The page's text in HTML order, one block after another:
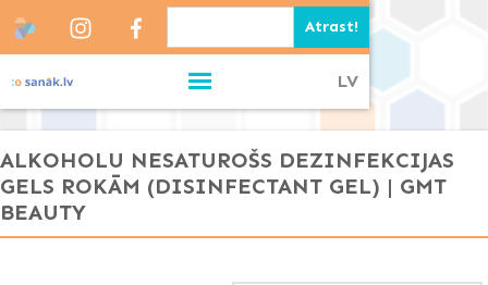
LV
ALKOHOLU NESATUROŠS DEZINFEKCIJAS
GELS ROKĀM (DISINFECTANT GEL) | GMT
BEAUTY